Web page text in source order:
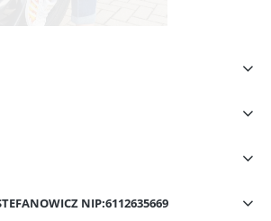
NIP:6112635669